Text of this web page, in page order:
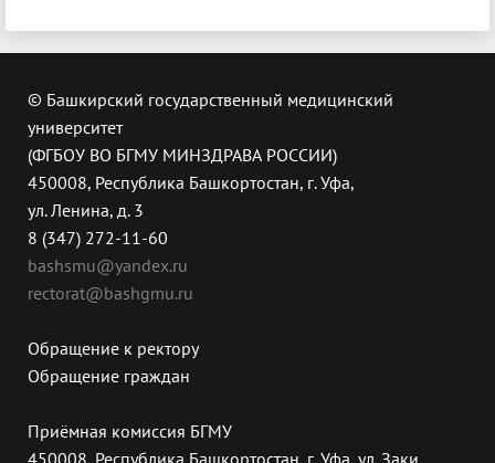
© Башкирский государственный медицинский
университет
(ФГБОУ ВО БГМУ МИНЗДРАВА РОССИИ)
450008, Республика Башкортостан, г. Уфа,
ул. Ленина, д. 3
8 (347) 272-11-60
bashsmu@yandex.ru
rectorat@bashgmu.ru
Обращение к ректору
Обращение граждан
Приёмная комиссия БГМУ